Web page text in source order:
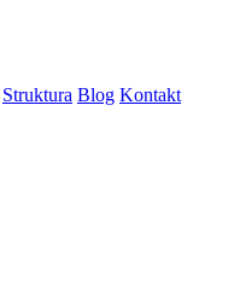
Struktura Blog Kontakt